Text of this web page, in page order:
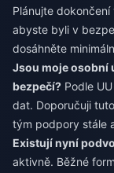
Plánujte dokončení
abyste byli v
dosáhněte
Jsou moje osobní
bezpečí? Podle
dat. Doporučuji
tým podpory stále
Existují nyní
aktivně. Běžné